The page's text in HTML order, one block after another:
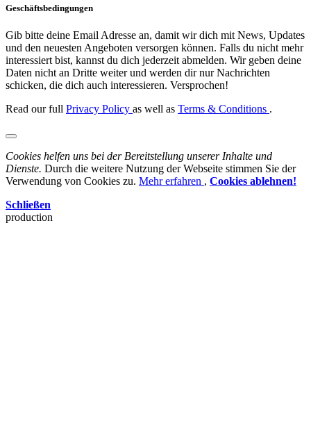
Geschäftsbedingungen
Gib bitte deine Email Adresse an, damit wir dich mit News, Updates
und den neuesten Angeboten versorgen können. Falls du nicht mehr
interessiert bist, kannst du dich jederzeit abmelden. Wir geben deine
Daten nicht an Dritte weiter und werden dir nur Nachrichten
schicken, die dich auch interessieren. Versprochen!
Read our full Privacy Policy as well as Terms & Conditions .
Cookies helfen uns bei der Bereitstellung unserer Inhalte und
Dienste. Durch die weitere Nutzung der Webseite stimmen Sie der
Verwendung von Cookies zu. Mehr erfahren , Cookies ablehnen!
Schließen
production